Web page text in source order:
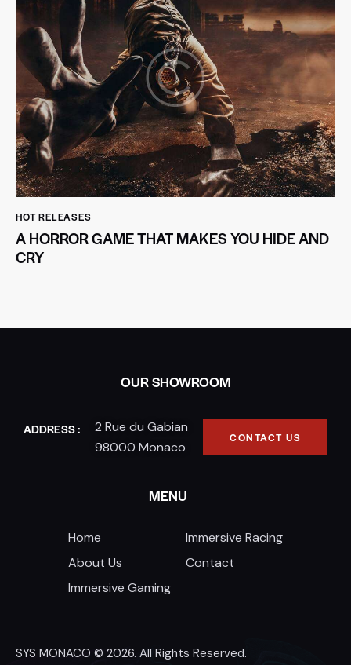
HOT RELEASES
A HORROR GAME THAT MAKES YOU HIDE AND
CRY
OUR SHOWROOM
ADDRESS :
2 Rue du Gabian
98000 Monaco
CONTACT US
MENU
Home
About Us
Immersive Gaming
Immersive Racing
Contact
SYS MONACO © 2026. All Rights Reserved.